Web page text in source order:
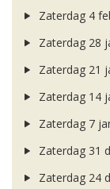
Zaterdag 4
Zaterdag 28
Zaterdag 21
Zaterdag 14
Zaterdag 7
Zaterdag 31
Zaterdag 24